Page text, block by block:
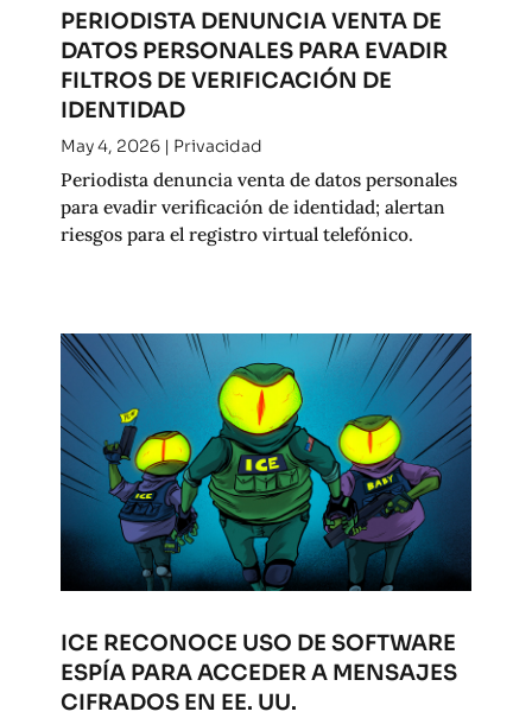
PERIODISTA DENUNCIA VENTA DE
DATOS PERSONALES PARA EVADIR
FILTROS DE VERIFICACIÓN DE
IDENTIDAD
May 4, 2026| Privacidad
Periodista denuncia venta de datos personales
para evadir verificación de identidad; alertan
riesgos para el registro virtual telefónico.
ICE RECONOCE USO DE SOFTWARE
ESPÍA PARA ACCEDER A MENSAJES
CIFRADOS EN EE. UU.